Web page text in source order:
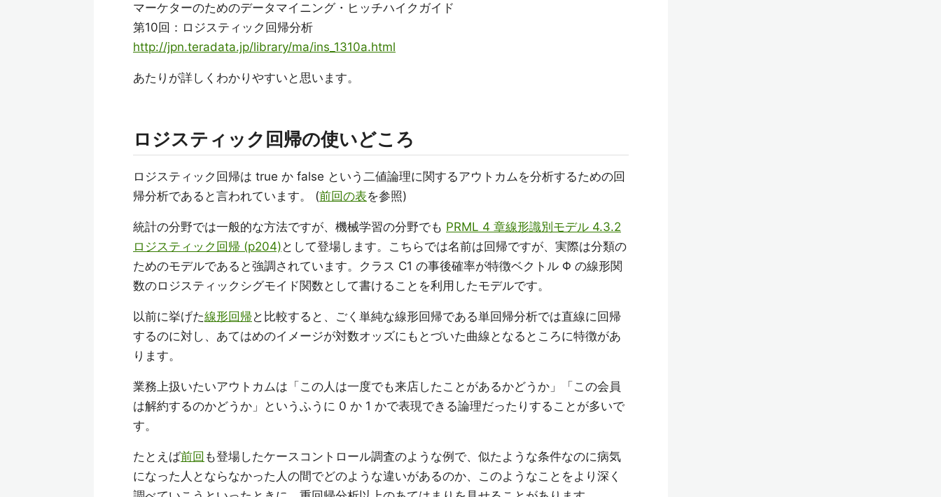
マーケターのためのデータマイニング・ヒッチハイクガイド
第10回：ロジスティック回帰分析
http://jpn.teradata.jp/library/ma/ins_1310a.html
あたりが詳しくわかりやすいと思います。
ロジスティック回帰の使いどころ
ロジスティック回帰は true か false という二値論理に関するアウトカムを分析するための回
帰分析であると言われています。 (前回の表を参照)
統計の分野では一般的な方法ですが、機械学習の分野でも PRML 4 章線形識別モデル 4.3.2
ロジスティック回帰 (p204) として登場します。こちらでは名前は回帰ですが、実際は分類の
ためのモデルであると強調されています。クラス C1 の事後確率が特徴ベクトル Φ の線形関
数のロジスティックシグモイド関数として書けることを利用したモデルです。
以前に挙げた線形回帰 と比較すると、ごく単純な線形回帰である単回帰分析では直線に回帰
するのに対し、あてはめのイメージが対数オッズにもとづいた曲線となるところに特徴があ
ります。
業務上扱いたいアウトカムは「この人は一度でも来店したことがあるかどうか」「この会員
は解約するのかどうか」というふうに 0 か 1 かで表現できる論理だったりすることが多いで
す。
たとえば前回 も登場したケースコントロール調査のような例で、似たような条件なのに病気
になった人とならなかった人の間でどのような違いがあるのか、このようなことをより深く